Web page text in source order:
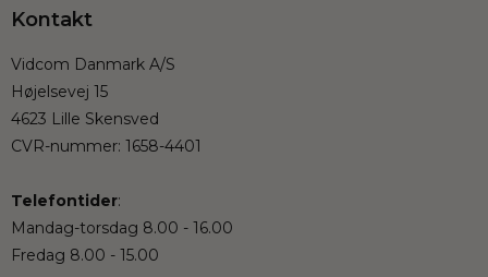
Kontakt
Vidcom Danmark A/S
Højelsevej 15
4623 Lille Skensved
CVR-nummer: 1658-4401
Telefontider:
Mandag-torsdag 8.00 - 16.00
Fredag 8.00 - 15.00